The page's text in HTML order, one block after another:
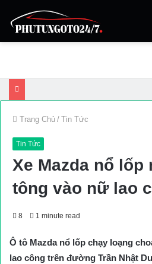
Trang Chủ / Tin Tức
Tin Tức
Xe Mazda nổ lốp
tông vào nữ lao
8 1 minute read
Ô tô Mazda nổ lốp chạy loạng
lao công trên đường Trần Nhật